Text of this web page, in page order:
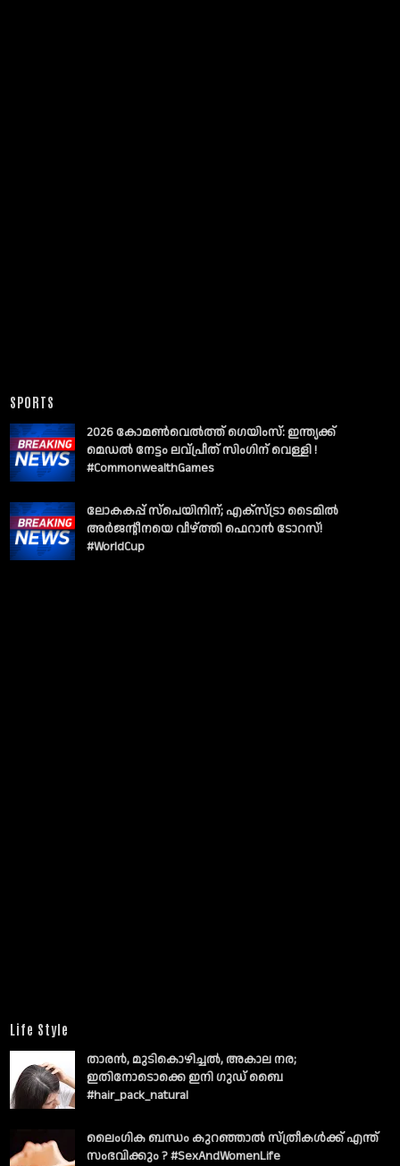
SPORTS
2026 കോമൺവെൽത്ത് ഗെയിംസ്: ഇന്ത്യക്ക്
മെഡൽ നേട്ടം ലവ്പ്രീത് സിംഗിന് വെള്ളി !
#CommonwealthGames
ലോകകപ്പ് സ്പെയിനിന്; എക്സ്ട്രാ ടൈമിൽ
അർജന്റീനയെ വീഴ്ത്തി ഫെറാൻ ടോറസ്!
#WorldCup
Life Style
താരൻ, മുടികൊഴിച്ചൽ, അകാല നര;
ഇതിനോടൊക്കെ ഇനി ഗുഡ് ബൈ
#hair_pack_natural
ലൈംഗിക ബന്ധം കുറഞ്ഞാല്‍ സ്ത്രീകള്‍ക്ക് എന്ത്
സംഭവിക്കും ? #SexAndWomenLife